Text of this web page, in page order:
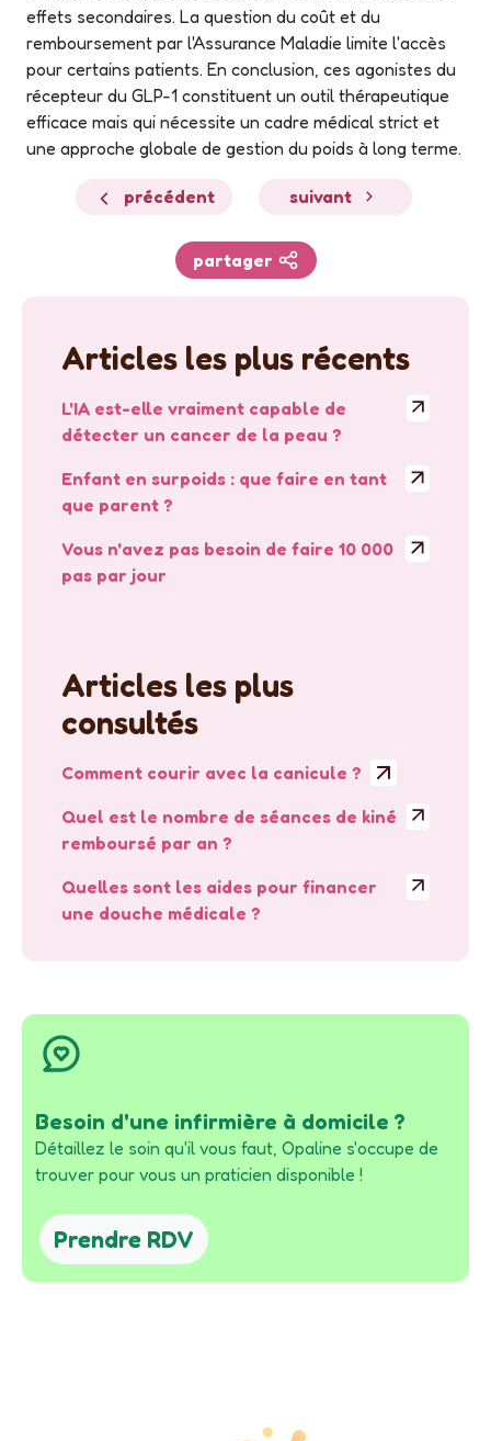
effets secondaires. La question du coût et du
remboursement par l'Assurance Maladie limite l'accès
pour certains patients. En conclusion, ces agonistes du
récepteur du GLP-1 constituent un outil thérapeutique
efficace mais qui nécessite un cadre médical strict et
une approche globale de gestion du poids à long terme.
précédent
partager
suivant
Articles les plus récents
L'IA est-elle vraiment capable de
détecter un cancer de la peau ?
Enfant en surpoids : que faire en tant
que parent ?
Vous n'avez pas besoin de faire 10 000
pas par jour
Articles les plus
consultés
Comment courir avec la canicule ?
Quel est le nombre de séances de kiné
remboursé par an ?
Quelles sont les aides pour financer
une douche médicale ?
Besoin d'une infirmière à domicile ?
Détaillez le soin qu'il vous faut, Opaline s'occupe de
trouver pour vous un praticien disponible !
Prendre RDV